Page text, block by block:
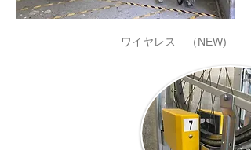
​ワイヤレス （NEW)